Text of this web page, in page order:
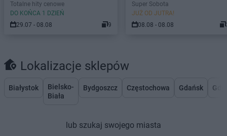
Totalne hity cenowe
DO KOŃCA 1 DZIEŃ
29.07 - 08.08
9
Super Sobota
JUŻ OD JUTRA!
08.08 - 08.08
Lokalizacje sklepów
Białystok
Bielsko-
Biała
Bydgoszcz Częstochowa Gdańsk
lub szukaj swojego miasta